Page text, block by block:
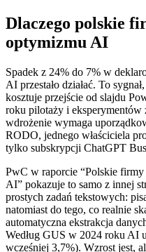
Dlaczego polskie
optymizmu AI
Spadek z 24% do 7% w
AI przestało działać. To
kosztuje przejście od slajdu
roku pilotaży i eksperymentów
wdrożenie wymaga
RODO, jednego właściciela
tylko subskrypcji ChatGPT
PwC w raporcie “Polskie firmy
AI” pokazuje to samo z innej
prostych zadań tekstowych:
natomiast do tego, co realnie
automatyczna ekstrakcja
Według GUS w 2024 roku AI
wcześniej 3,7%). Wzrost jest,